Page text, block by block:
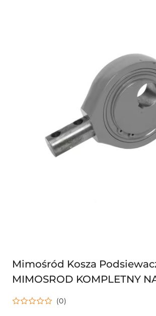
Mimośród Kosza
MIMOSROD KOMPLETNY
PRET B124804 000619480
(0)